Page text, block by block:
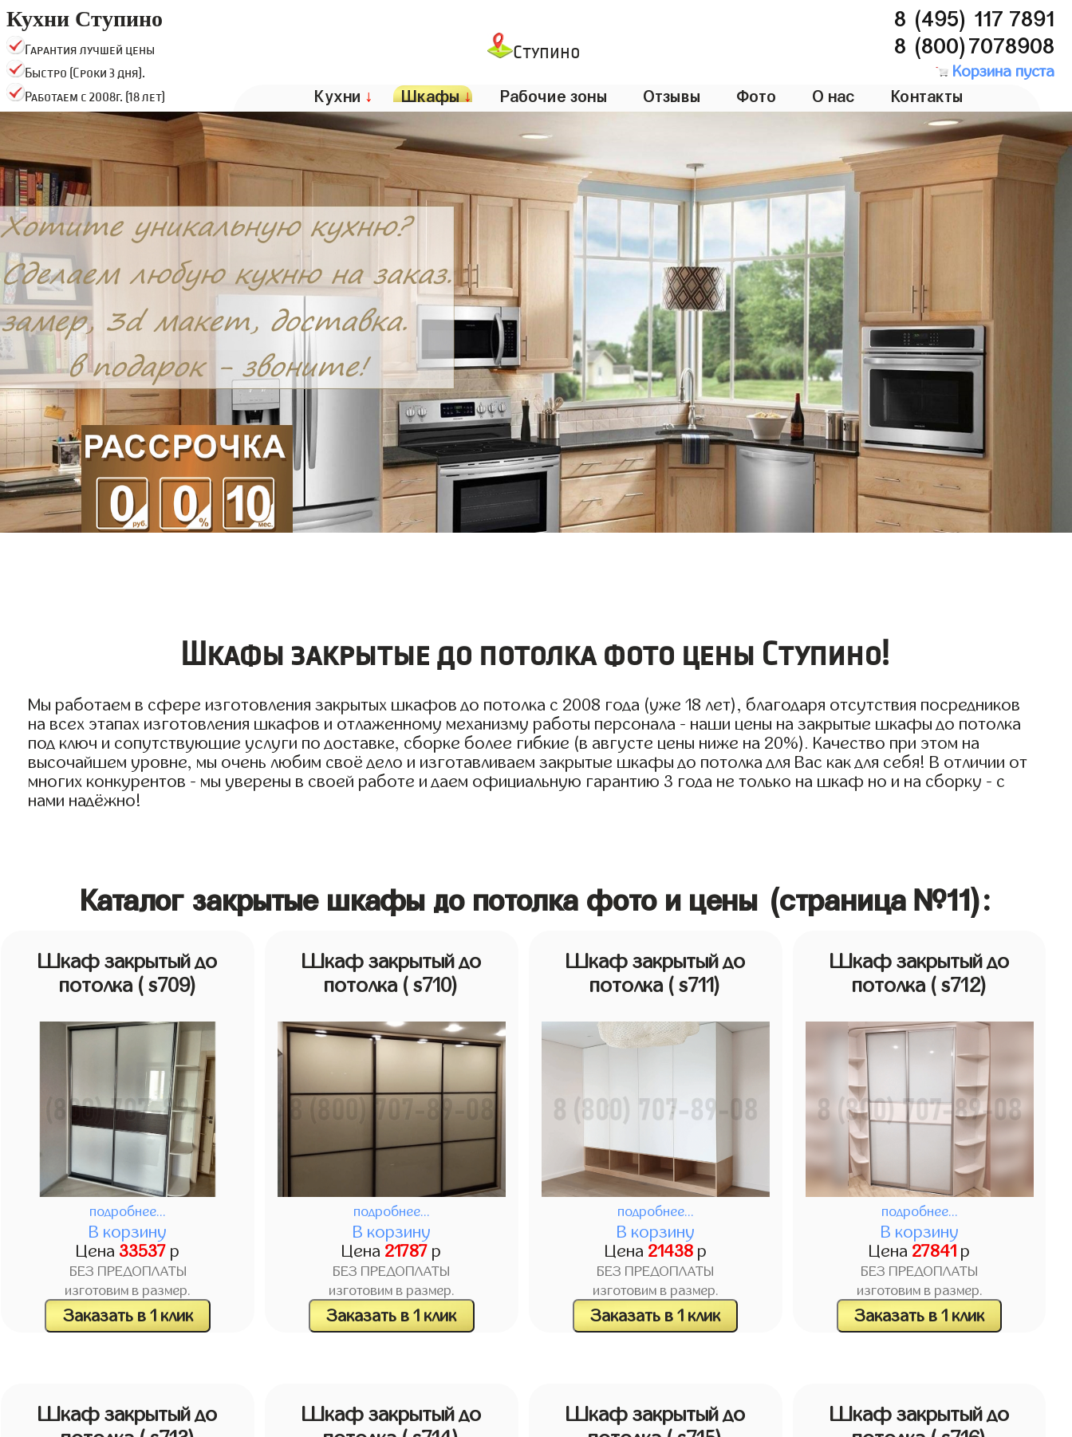
Кухни Ступино
Гарантия лучшей цены
Быстро (Сроки 3 дня).
Работаем с 2008г. (18 лет)
Ступино
8 (495) 117 7891
8 (800)7078908
Корзина пуста
Кухни ↓ Шкафы↓ Рабочие зоны Отзывы Фото О нас Контакты
Шкафы закрытые до потолка фото цены Ступино!
Мы работаем в сфере изготовления закрытых шкафов до потолка с 2008 года (уже 18 лет), благодаря отсутствия посредников
на всех этапах изготовления шкафов и отлаженному механизму работы персонала - наши цены на закрытые шкафы до потолка
под ключ и сопутствующие услуги по доставке, сборке более гибкие (в августе цены ниже на 20%). Качество при этом на
высочайшем уровне, мы очень любим своё дело и изготавливаем закрытые шкафы до потолка для Вас как для себя! В отличии от
многих конкурентов - мы уверены в своей работе и даем официальную гарантию 3 года не только на шкаф но и на сборку - с
нами надёжно!
Каталог закрытые шкафы до потолка фото и цены (страница №11):
Шкаф закрытый до
потолка ( s709)
подробнее...
В корзину
Цена 33537 р
БЕЗ ПРЕДОПЛАТЫ
изготовим в размер.
Заказать в 1 клик
Шкаф закрытый до
потолка ( s710)
подробнее...
В корзину
Цена 21787 р
БЕЗ ПРЕДОПЛАТЫ
изготовим в размер.
Заказать в 1 клик
Шкаф закрытый до
потолка ( s711)
подробнее...
В корзину
Цена 21438р
БЕЗ ПРЕДОПЛАТЫ
изготовим в размер.
Заказать в 1 клик
Шкаф закрытый до
потолка ( s712)
подробнее...
В корзину
Цена 27841 р
БЕЗ ПРЕДОПЛАТЫ
изготовим в размер.
Заказать в 1 клик
Шкаф закрытый до
Шкаф закрытый до
Шкаф закрытый до
Шкаф закрытый до